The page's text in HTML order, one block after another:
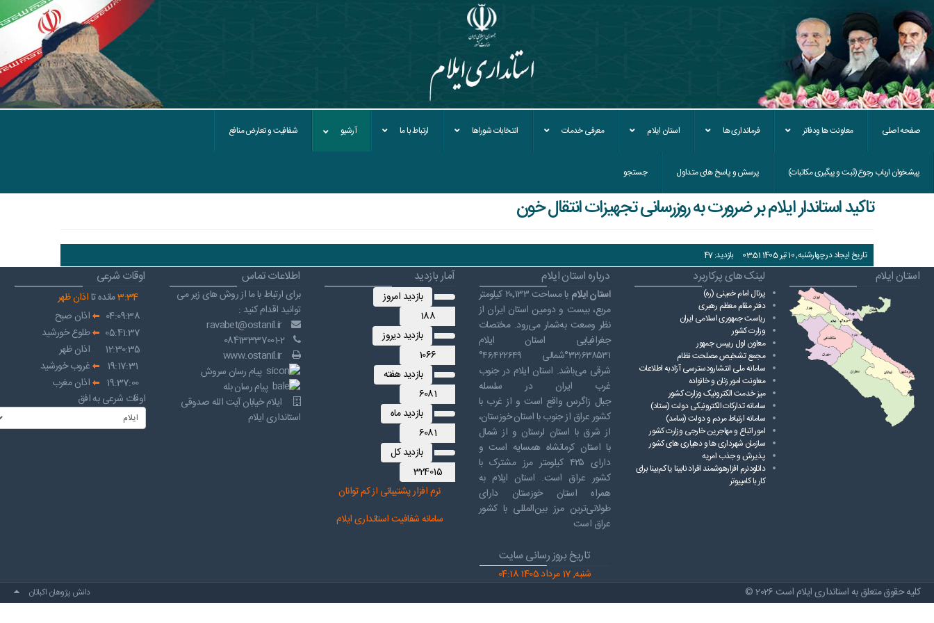
صفحه اصلی معاونت ها ودفاتر فرمانداری ها استان ایلام معرفی خدمات انتخابات شوراها ارتباط با ما آرشیو شفافیت و تعارض منافع
پیشخوان ارباب رجوع(ثبت و پیگیری مکاتبات) پرسش و پاسخ های متداول جستجو
تاکید استاندار ایلام بر ضرورت به روزرسانی تجهیزات انتقال خون
تاریخ ایجاد در چهارشنبه, 10 تیر 1405 03:51 بازدید: 47
استان ایلام لینک های پرکاربرد
پرتال امام خمینی (ره)
دفتر مقام معظم رهبری
ریاست ‌جمهوری اسلامی ایران
وزارت کشور
معاون اول رییس جمهور
مجمع تشخیص مصلحت نظام
سامانه ملی انتشارودسترسی آزادبه اطلاعات
معاونت امور زنان و خانواده
میز خدمت الکترونیک وزارت کشور
سامانه تدارکات الکترونیکی دولت (ستاد)
سامانه ارتباط مردم و دولت (سامد)
امور اتباع و مهاجرین خارجی وزارت کشور
سازمان شهرداری ها و دهیاری های کشور
پذیرش و جذب امریه
دانلودنرم افزارهوشمند افراد نابینا یا کم‌بینا برای
کار با کامپیوتر
درباره استان ایلام
استان ایلام
با مساحت ۲۰٬۱۳۳ کیلومتر
مربع، بیست و دومین استان ایران از
نظر وسعت به‌شمار می‌رود. مختصات
جغرافیایی استان ایلام
۳۳٫۶۳۸۵۳۱°شمالی ۴۶٫۴۲۲۶۴۹°
شرقی می‌باشد. استان ایلام در جنوب
غرب ایران در سلسله
جبال زاگرس واقع است و از غرب با
کشور عراق از جنوب با استان خوزستان،
از شرق با استان لرستان و از شمال
با استان کرمانشاه همسایه است و
دارای ۴۲۵ کیلومتر مرز مشترک با
کشور عراق است. استان ایلام به
همراه استان خوزستان دارای
طولانی‌ترین مرز بین‌المللی با کشور
عراق است
تاریخ بروز رسانی سایت
شنبه, 17 مرداد 1405 04:18
آمار بازدید
بازدید امروز
188
بازدید دیروز
1066
بازدید هفته
6081
بازدید ماه
6081
بازدید کل
324015
نرم افزار پشتیبانی از کم توانان
سامانه شفافیت استانداری ایلام
اطلاعات تماس
برای ارتباط با ما از روش های زیر می
توانید اقدام کنید :
ravabet@ostanil.ir
www.ostanil.ir
پیام رسان سروش
پیام رسان بله
ایلام خیابان آیت الله صدوقی
استانداری ایلام
اوقات شرعی
3:34 مانده تااذان ظهر
04:09:38
اذان صبح
05:41:37
طلوع خورشید
12:30:35
اذان ظهر
19:17:31
غروب خورشید
19:37:00
اذان مغرب
اوقات شرعی به افق
کلیه حقوق متعلق به استانداری ایلام است 2026 © دانش پژوهان اکباتان